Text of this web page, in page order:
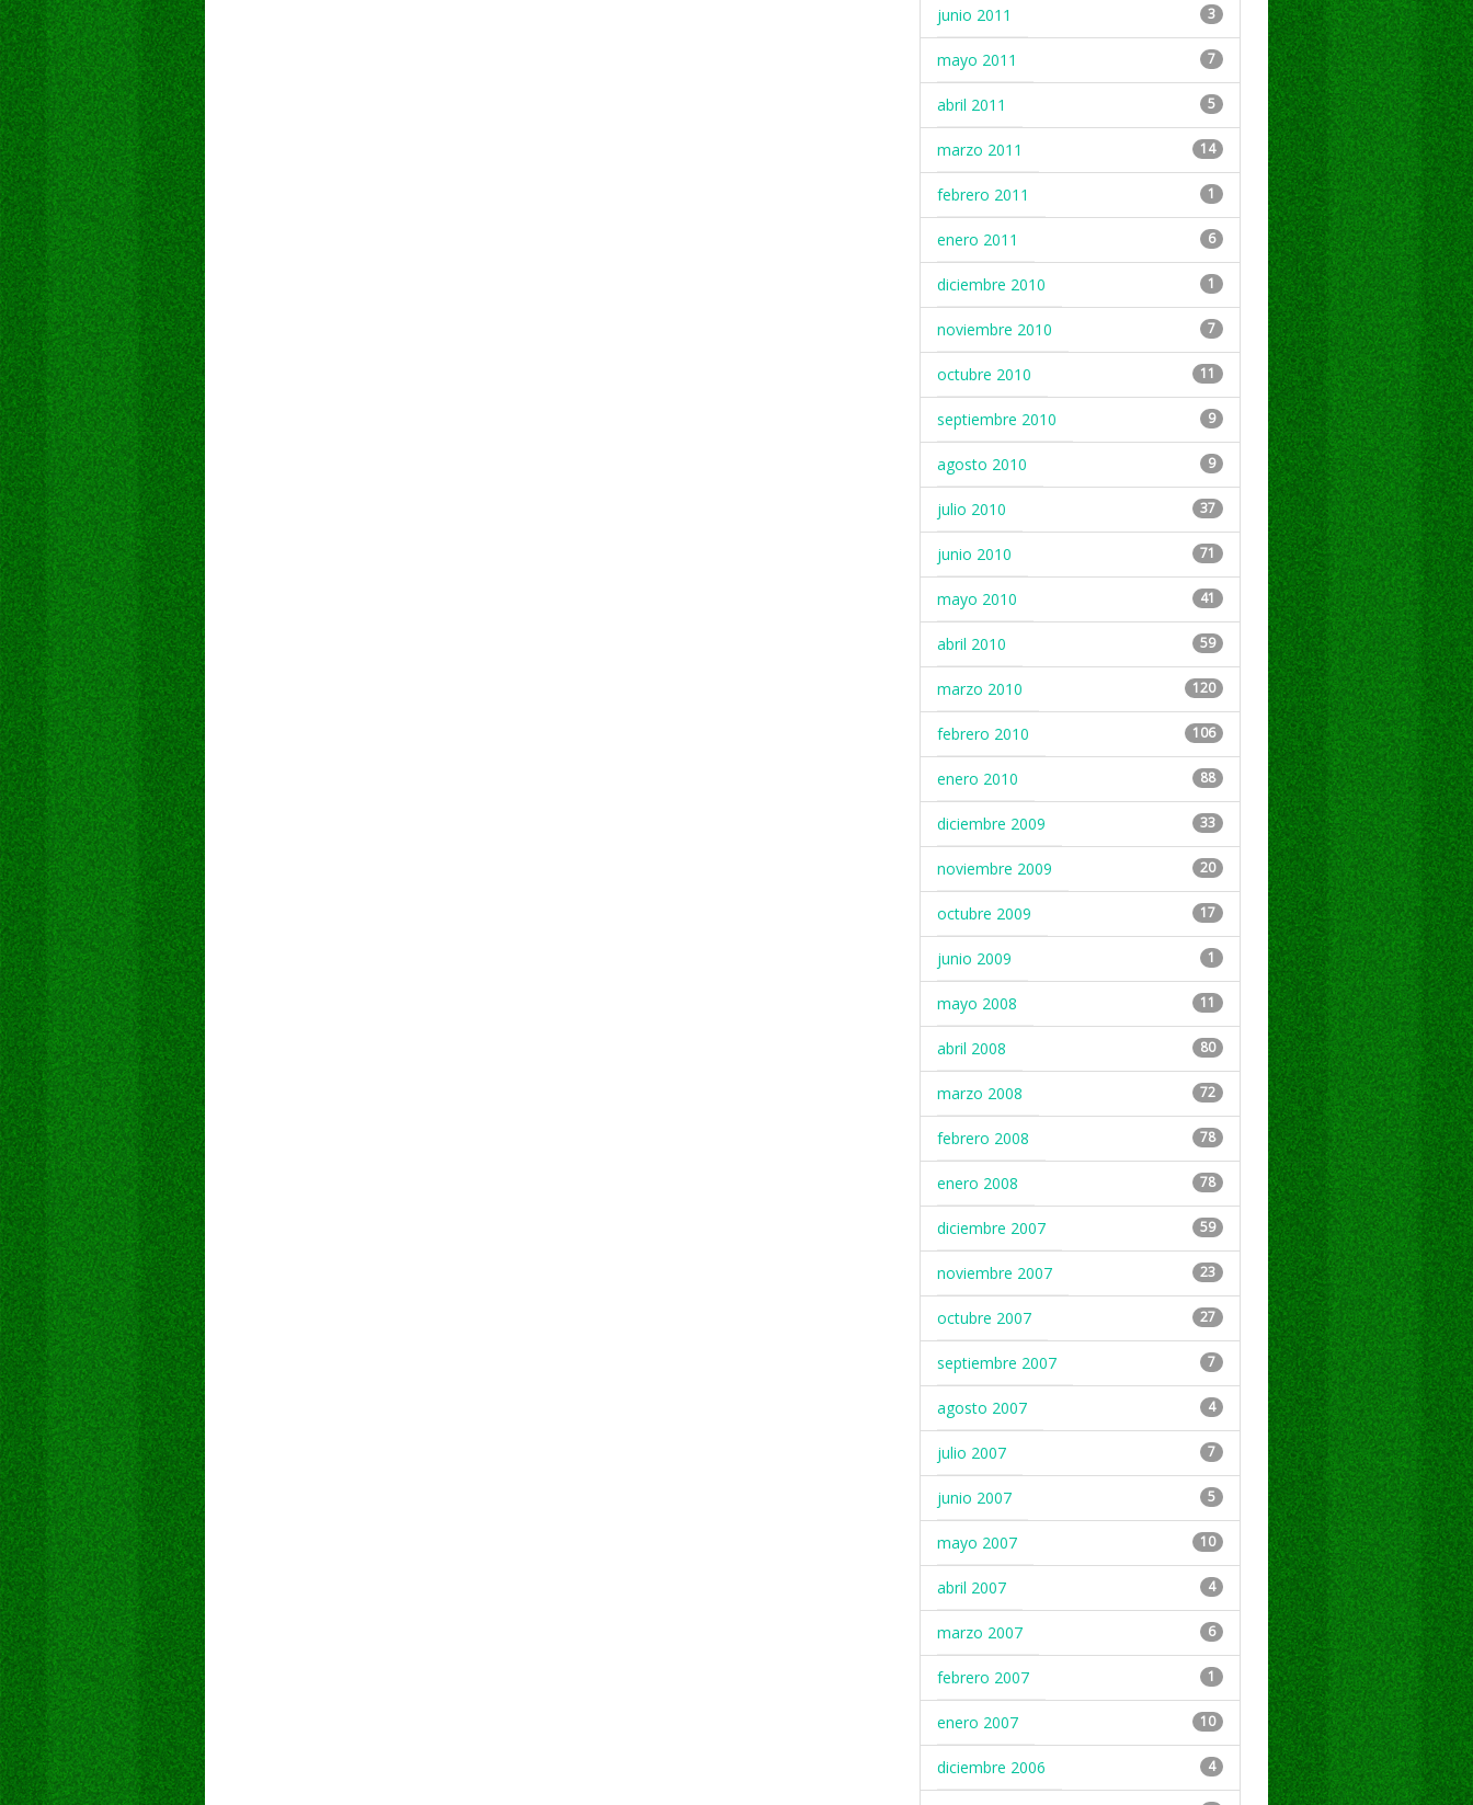
junio 2011 3
mayo 2011 7
abril 2011 5
marzo 2011 14
febrero 2011 1
enero 2011 6
diciembre 2010 1
noviembre 2010 7
octubre 2010 11
septiembre 2010 9
agosto 2010 9
julio 2010 37
junio 2010 71
mayo 2010 41
abril 2010 59
marzo 2010 120
febrero 2010 106
enero 2010 88
diciembre 2009 33
noviembre 2009 20
octubre 2009 17
junio 2009 1
mayo 2008 11
abril 2008 80
marzo 2008 72
febrero 2008 78
enero 2008 78
diciembre 2007 59
noviembre 2007 23
octubre 2007 27
septiembre 2007 7
agosto 2007 4
julio 2007 7
junio 2007 5
mayo 2007 10
abril 2007 4
marzo 2007 6
febrero 2007 1
enero 2007 10
diciembre 2006 4